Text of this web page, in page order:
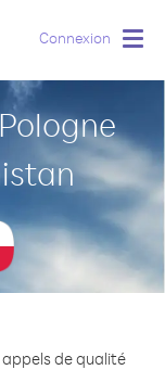
Connexion
de qualité